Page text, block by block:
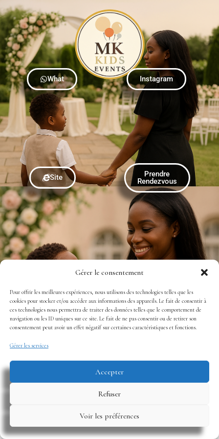
Gérer le consentement
Pour offrir les meilleures expériences, nous utilisons des technologies telles que les
cookies pour stocker et/ou accéder aux informations des appareils. Le fait de consentir à
ces technologies nous permettra de traiter des données telles que le comportement de
navigation ou les ID uniques sur ce site. Le fait de ne pas consentir ou de retirer son
consentement peut avoir un effet négatif sur certaines caractéristiques et fonctions.
Gérer les services
Accepter
Refuser
Voir les préférences
What Instagram
Site
Prendre
Rendezvous